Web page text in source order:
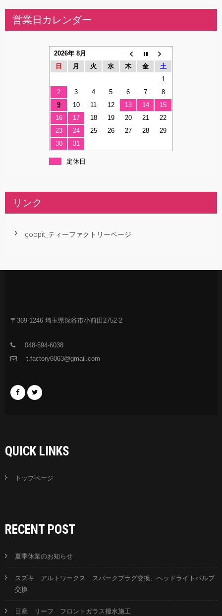
営業日カレンダー
2026年 8月
日
月 火 水 木 金
土
1
2
3 4 5 6 7
8
9
10 11 12 13 14
15
16
17 18 19 20 21
22
23
24 25 26 27 28
29
30
31
定休日
リンク
goopit_ティーファクトリーページ
〒369-1246 埼玉県深谷市小前田2752-2
048-594-6038
t.factory6063@gmail.com
QUICK LINKS
トップページ
RECENT POST
夏季休業のお知らせ
スズキ アルトワークス スパークプラグ交換、ヘッドライトバルブ
交換
日産 リーフ フロントガラス撥水施工